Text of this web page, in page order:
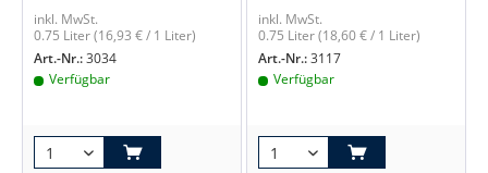
inkl. MwSt.
0.75 Liter(16,93 € / 1 Liter)
Art.-Nr.:3034
Verfügbar
inkl. MwSt.
0.75 Liter(18,60 € / 1 Liter)
Art.-Nr.:3117
Verfügbar